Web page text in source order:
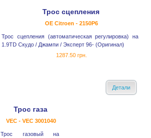
Трос сцепления
OE Citroen - 2150P6
Трос сцепления (автоматическая регулировка) на
1.9TD Скудо / Джампи / Эксперт 96- (Оригинал)
1287.50 грн.
Детали
Трос газа
VEC - VEC 3001040
Трос газовый на